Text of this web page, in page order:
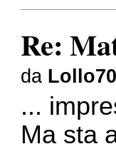
Re:
da Lollo70
...
Ma sta